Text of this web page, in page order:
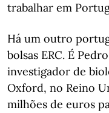
trabalhar em
Há um outro
bolsas ERC. É
investigador de
Oxford, no Reino
milhões de euros